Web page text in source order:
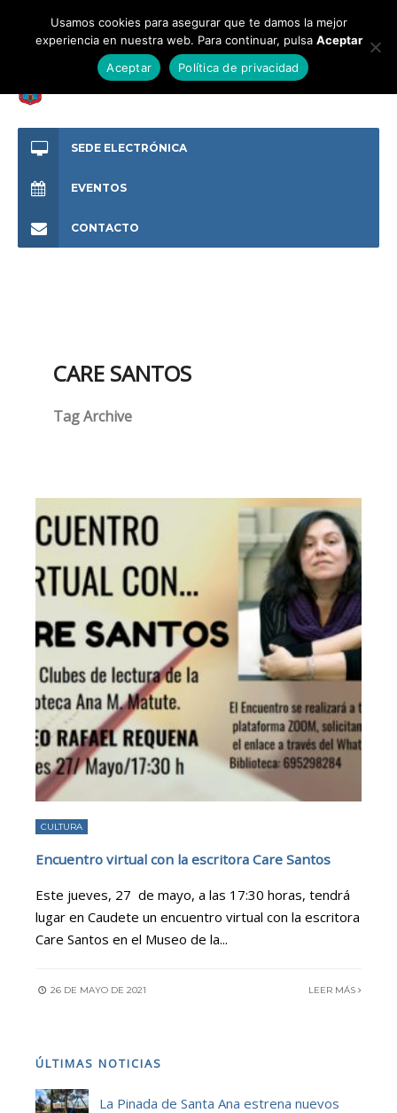
SEDE ELECTRÓNICA
EVENTOS
CONTACTO
CARE SANTOS
Tag Archive
CULTURA
Encuentro virtual con la escritora Care Santos
Este jueves, 27 de mayo, a las 17:30 horas, tendrá
lugar en Caudete un encuentro virtual con la escritora
Care Santos en el Museo de la...
26 DE MAYO DE 2021 LEER MÁS
ÚLTIMAS NOTICIAS
La Pinada de Santa Ana estrena nuevos
Usamos cookies para asegurar que te damos la mejor
experiencia en nuestra web. Para continuar, pulsa Aceptar
Aceptar
Política de privacidad